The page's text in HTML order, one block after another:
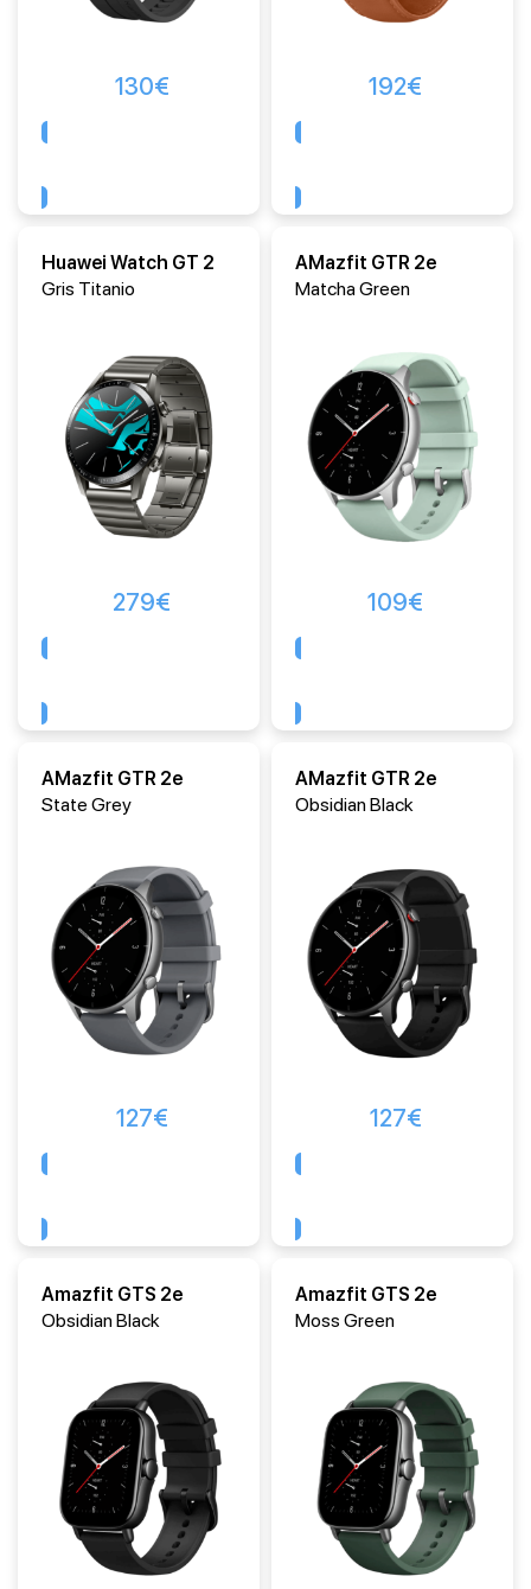
130€ 192€
Huawei Watch GT 2
Gris Titanio
279€
AMazfit GTR 2e
Matcha Green
109€
AMazfit GTR 2e
State Grey
127€
AMazfit GTR 2e
Obsidian Black
127€
Amazfit GTS 2e
Obsidian Black
Amazfit GTS 2e
Moss Green